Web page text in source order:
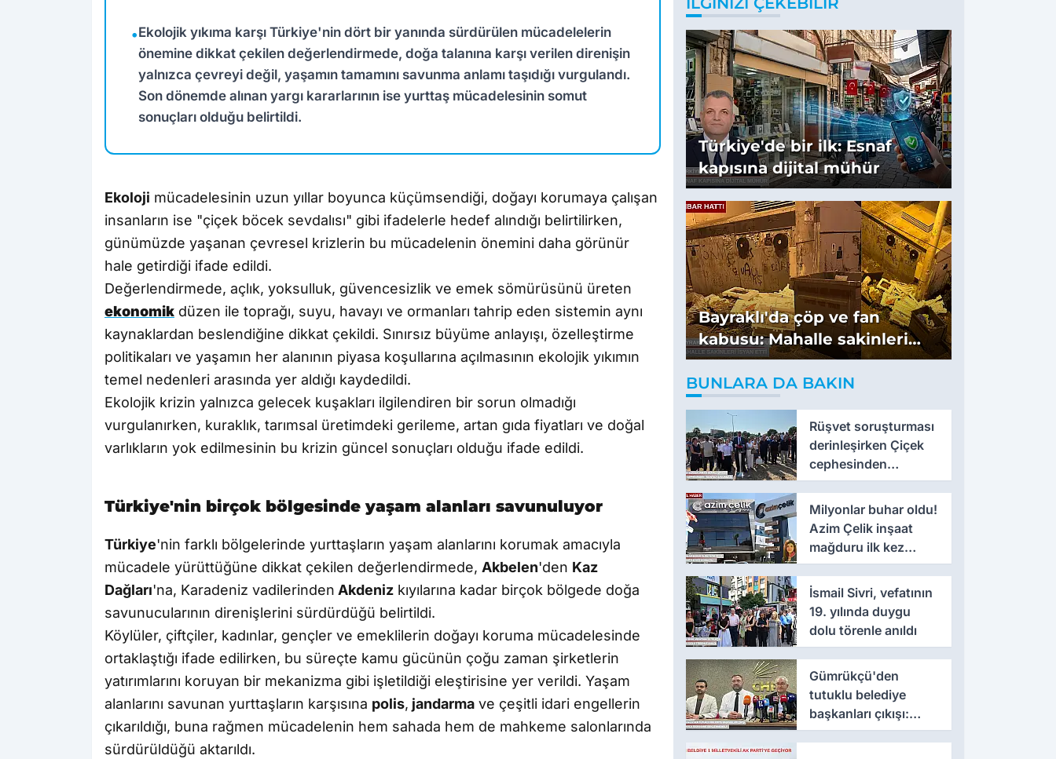
•Ekolojik yıkıma karşı Türkiye'nin dört bir yanında sürdürülen mücadelelerin
önemine dikkat çekilen değerlendirmede, doğa talanına karşı verilen direnişin
yalnızca çevreyi değil, yaşamın tamamını savunma anlamı taşıdığı vurgulandı.
Son dönemde alınan yargı kararlarının ise yurttaş mücadelesinin somut
sonuçları olduğu belirtildi.
Ekoloji mücadelesinin uzun yıllar boyunca küçümsendiği, doğayı korumaya çalışan
insanların ise "çiçek böcek sevdalısı" gibi ifadelerle hedef alındığı belirtilirken,
günümüzde yaşanan çevresel krizlerin bu mücadelenin önemini daha görünür
hale getirdiği ifade edildi.
Değerlendirmede, açlık, yoksulluk, güvencesizlik ve emek sömürüsünü üreten
ekonomik düzen ile toprağı, suyu, havayı ve ormanları tahrip eden sistemin aynı
kaynaklardan beslendiğine dikkat çekildi. Sınırsız büyüme anlayışı, özelleştirme
politikaları ve yaşamın her alanının piyasa koşullarına açılmasının ekolojik yıkımın
temel nedenleri arasında yer aldığı kaydedildi.
Ekolojik krizin yalnızca gelecek kuşakları ilgilendiren bir sorun olmadığı
vurgulanırken, kuraklık, tarımsal üretimdeki gerileme, artan gıda fiyatları ve doğal
varlıkların yok edilmesinin bu krizin güncel sonuçları olduğu ifade edildi.
Türkiye'nin birçok bölgesinde yaşam alanları savunuluyor
Türkiye'nin farklı bölgelerinde yurttaşların yaşam alanlarını korumak amacıyla
mücadele yürüttüğüne dikkat çekilen değerlendirmede, Akbelen'den Kaz
Dağları'na, Karadeniz vadilerinden Akdeniz kıyılarına kadar birçok bölgede doğa
savunucularının direnişlerini sürdürdüğü belirtildi.
Köylüler, çiftçiler, kadınlar, gençler ve emeklilerin doğayı koruma mücadelesinde
ortaklaştığı ifade edilirken, bu süreçte kamu gücünün çoğu zaman şirketlerin
yatırımlarını koruyan bir mekanizma gibi işletildiği eleştirisine yer verildi. Yaşam
alanlarını savunan yurttaşların karşısına polis, jandarma ve çeşitli idari engellerin
çıkarıldığı, buna rağmen mücadelenin hem sahada hem de mahkeme salonlarında
sürdürüldüğü aktarıldı.
Türkiye'de bir ilk: Esnaf
kapısına dijital mühür
Bayraklı'da çöp ve fan
kabusu: Mahalle sakinleri
isyan etti
BUNLARA DA BAKIN
Rüşvet soruşturması
derinleşirken Çiçek
cephesinden
'montaj' savunması
Milyonlar buhar oldu!
Azim Çelik inşaat
mağduru ilk kez
konuştu
İsmail Sivri, vefatının
19. yılında duygu
dolu törenle anıldı
Gümrükçü'den
tutuklu belediye
başkanları çıkışı:
'Yıllarca iddianame